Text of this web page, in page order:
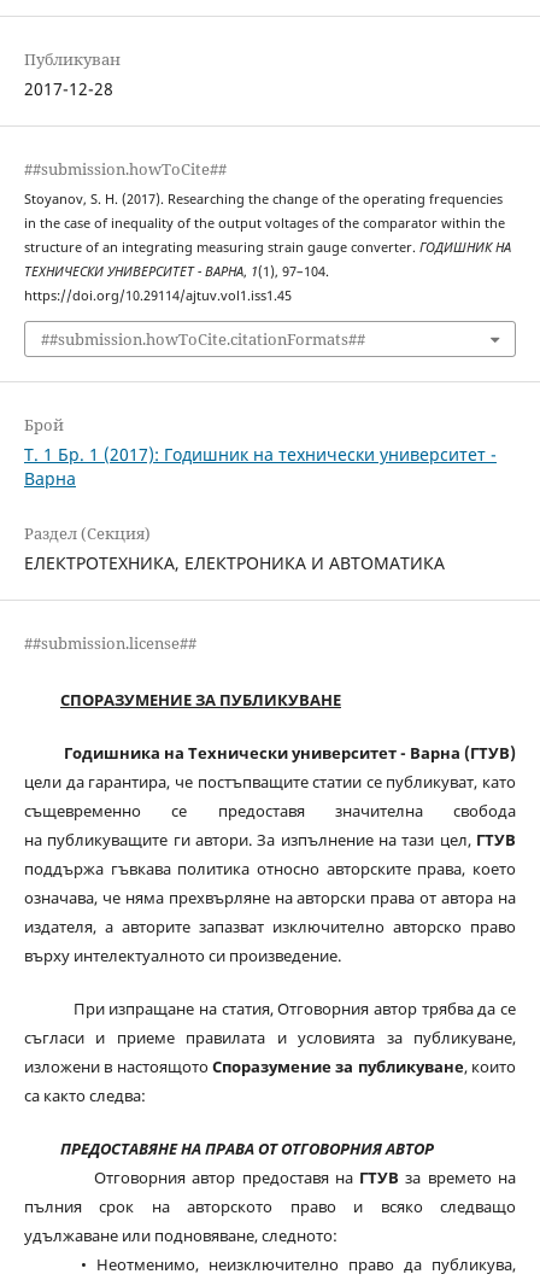
Публикуван
2017-12-28
##submission.howToCite##
Stoyanov, S. H. (2017). Researching the change of the operating frequencies
in the case of inequality of the output voltages of the comparator within the
structure of an integrating measuring strain gauge converter. ГОДИШНИК НА
ТЕХНИЧЕСКИ УНИВЕРСИТЕТ - ВАРНА, 1(1), 97–104.
https://doi.org/10.29114/ajtuv.vol1.iss1.45
##submission.howToCite.citationFormats##
Брой
Т. 1 Бр. 1 (2017): Годишник на технически университет -
Варна
Раздел (Секция)
ЕЛЕКТРОТЕХНИКА, ЕЛЕКТРОНИКА И АВТОМАТИКА
##submission.license##
СПОРАЗУМЕНИЕ ЗА ПУБЛИКУВАНЕ
Годишника на Технически университет - Варна (ГТУВ)
цели да гарантира, че постъпващите статии се публикуват, като
същевременно се предоставя значителна свобода
на публикуващите ги автори. За изпълнение на тази цел, ГТУВ
поддържа гъвкава политика относно авторските права, което
означава, че няма прехвърляне на авторски права от автора на
издателя, а авторите запазват изключително авторско право
върху интелектуалното си произведение.
При изпращане на статия, Отговорния автор трябва да се
съгласи и приеме правилата и условията за публикуване,
изложени в настоящотоСпоразумение за публикуване, които
са както следва:
ПРЕДОСТАВЯНЕ НА ПРАВА ОТ ОТГОВОРНИЯ АВТОР
Отговорния автор предоставя на ГТУВ за времето на
пълния срок на авторското право и всяко следващо
удължаване или подновяване, следното:
• Неотменимо, неизключително право да публикува,